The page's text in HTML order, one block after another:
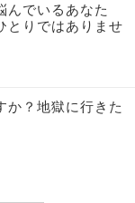
んでいるあなた
とりではありませ
か？地獄に行きた